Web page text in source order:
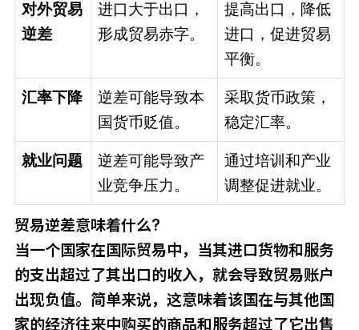
对外贸易
逆差
进口大于出口，
形成贸易赤字。
提高出口，降低
进口，促进贸易
平衡。
汇率下降
逆差可能导致本
国货币贬值。
采取货币政策，
稳定汇率。
就业问题
逆差可能导致产
业竞争压力。
通过培训和产业
调整促进就业。
贸易逆差意味着什么?
当一个国家在国际贸易中，当其进口货物和服务
的支出超过了其出口的收入，就会导致贸易账户
出现负值。简单来说，这意味着该国在与其他国
家的经济往来中购买的商品和服务超过了它出售